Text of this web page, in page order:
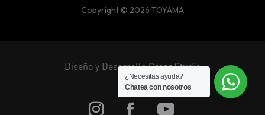
Copyright © 2026 TOYAMA
Diseño y DesarrolloCrear Studio
¿Necesitas ayuda?
Chatea con nosotros